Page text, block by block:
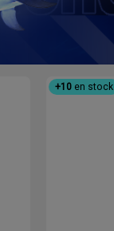
+10 en stock